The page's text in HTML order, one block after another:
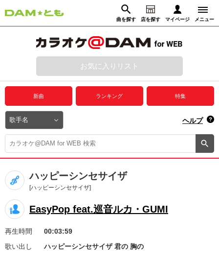
曲を探す 店を探す マイページ メニュー
動画からさがす 録音からさがす
ログイン
プレミアムサービス
DAM★とも動画
DAM★とも録音
カラオケ＠DAM
ユーザー検索
キャンペーン
お知らせ よくあるご質問
お気に入りリスト
新曲 ランキング 特集
ヘルプ
ハッピーシンセサイザ
[ハッピーシンセサイザ]
EasyPop feat.巡音ルカ・GUMI
再生時間
00:03:59
歌い出し
ハッピーシンセサイザ 君の 胸の